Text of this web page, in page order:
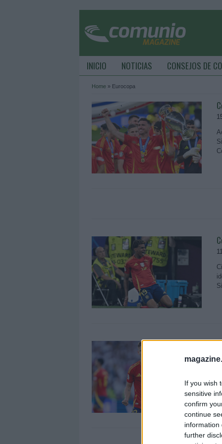
If you wish
sensitive
confirm
continue
information
further
INICIO NOTICIAS CONSEJOS DE
Home » Eurocopa